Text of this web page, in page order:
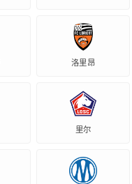
洛里昂
里尔